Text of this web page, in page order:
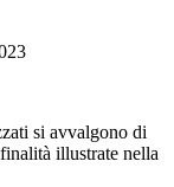
si avvalgono di
illustrate nella